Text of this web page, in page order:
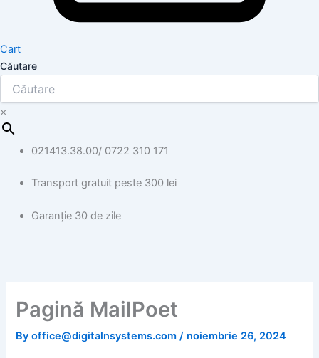
Cart
Căutare
×
021413.38.00/ 0722 310 171
Transport gratuit peste 300 lei
Garanție 30 de zile
Pagină MailPoet
Byoffice@digitalnsystems.com/ noiembrie 26, 2024